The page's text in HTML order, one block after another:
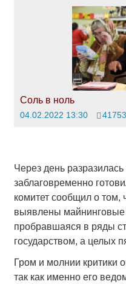
Соль в ноль
04.02.2022 13:30 41753
Через день разразилась
заблаговременно
комитет сообщил о том,
выявлены
пробравшаяся в ряды
государством, а целых
Гром и молнии критики
так как именно его